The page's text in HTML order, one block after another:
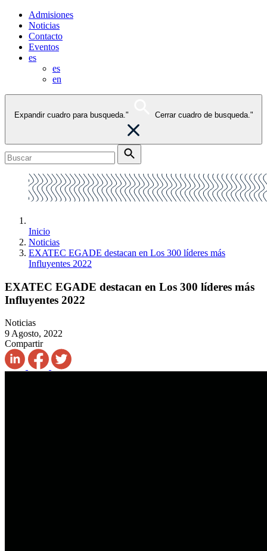
Admisiones
Noticias
Contacto
Eventos
es
es
en
Expandir cuadro para busqueda." Cerrar cuadro de busqueda."
Inicio
Noticias
EXATEC EGADE destacan en Los 300 líderes más
Influyentes 2022
EXATEC EGADE destacan en Los 300 líderes más
Influyentes 2022
Noticias
9 Agosto, 2022
Compartir